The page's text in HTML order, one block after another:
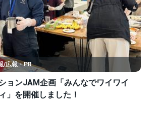
/広報・PR
ョンJAM企画「みんなでワイワイ
」を開催しました！